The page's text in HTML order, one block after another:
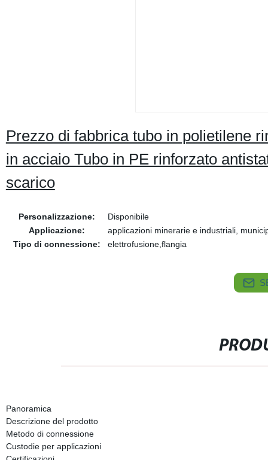
Prezzo di fabbrica tubo in polietilene
in acciaio Tubo in PE rinforzato
scarico
Personalizzazione:
Disponibile
Applicazione:
applicazioni minerarie e industriali,
Tipo di connessione:
elettrofusione,flangia
Panoramica
Descrizione del prodotto
Metodo di connessione
Custodie per applicazioni